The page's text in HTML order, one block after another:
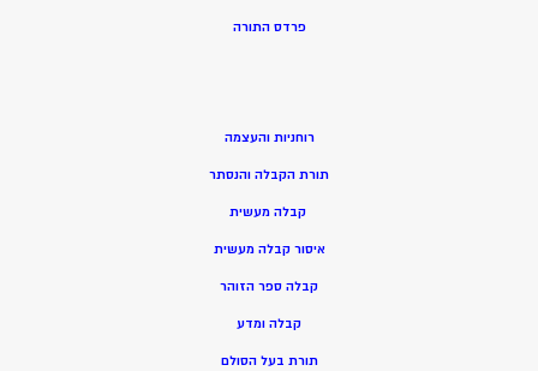
פרדס התורה
רוחניות והעצמה
תורת הקבלה והנסתר
קבלה מעשית
איסור קבלה מעשית
קבלה ספר הזוהר
קבלה ומדע
תורת בעל הסולם